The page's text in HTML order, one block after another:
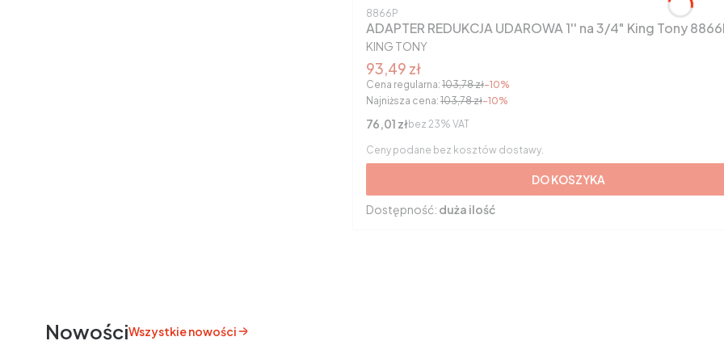
Kod produktu
8866P
ADAPTER REDUKCJA UDAROWA 1'' na 3/4" King Tony
PRODUCENT
KING TONY
Cena promocyjna brutto
93,49 zł
Cena regularna: 103,78 zł-10%
Najniższa cena: 103,78 zł-10%
Cena netto
76,01 złbez 23% VAT
Ceny podane bez kosztów dostawy.
DO KOSZYKA
Dostępność: duża ilość
NowościWszystkie nowości